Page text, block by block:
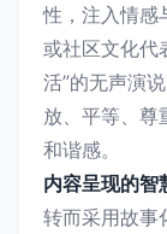
性，注入情感
或社区文化代
活”的无声演
放、平等、尊
和谐感。
内容呈现的智
转而采用故事